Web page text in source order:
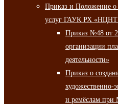
Приказ и Положение о
услуг ГАУК РХ
Приказ №48 от
организации
деятельности»
Приказ о
и ремёслам при